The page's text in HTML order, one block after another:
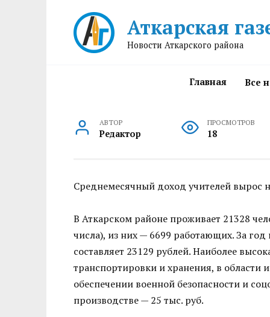
Аткарская
Новости Аткарского района
Главная Все
АВТОР
Редактор
ПРОСМОТРОВ
18
Среднемесячный доход учителей вырос
В Аткарском районе проживает 21328
числа), из них — 6699 работающих. За
составляет 23129 рублей. Наиболее
транспортировки и хранения, в области
обеспечении военной безопасности и
производстве — 25 тыс. руб.